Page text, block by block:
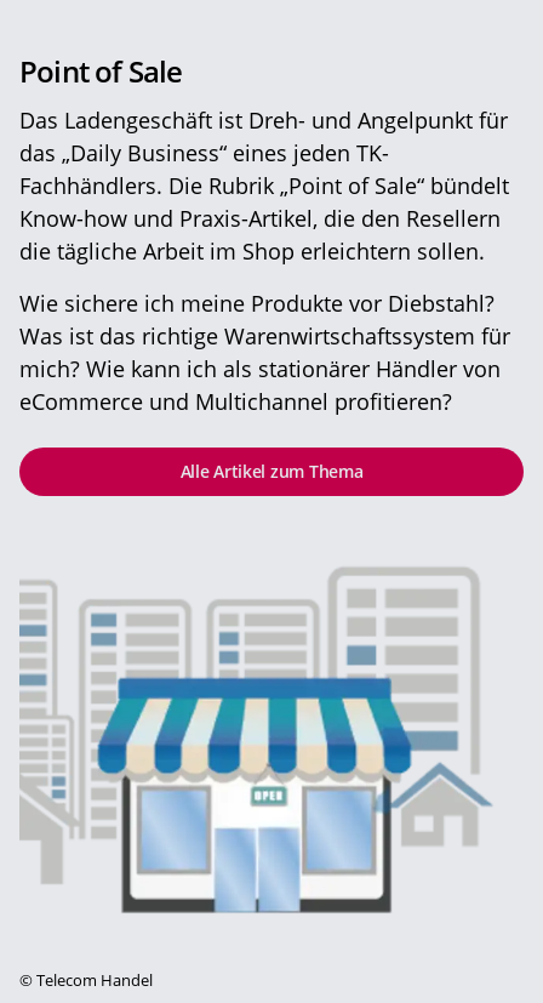
©Telecom Handel
Point of Sale
Das Ladengeschäft ist Dreh- und Angelpunkt für
das „Daily Business“ eines jeden TK-
Fachhändlers. Die Rubrik „Point of Sale“ bündelt
Know-how und Praxis-Artikel, die den Resellern
die tägliche Arbeit im Shop erleichtern sollen.
Wie sichere ich meine Produkte vor Diebstahl?
Was ist das richtige Warenwirtschaftssystem für
mich? Wie kann ich als stationärer Händler von
eCommerce und Multichannel profitieren?
Alle Artikel zum Thema